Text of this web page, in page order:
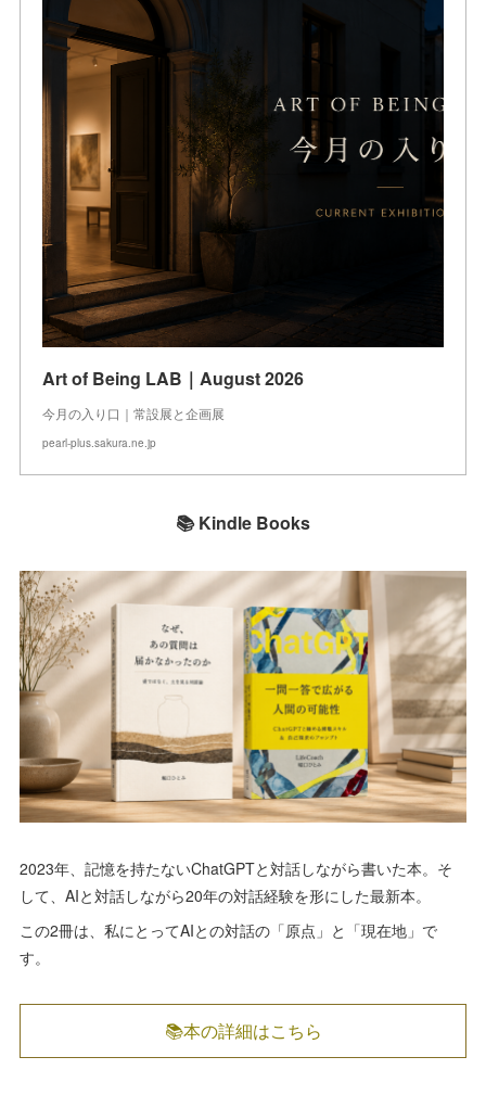
Art of Being LAB｜August 2026
今月の入り口｜常設展と企画展
pearl-plus.sakura.ne.jp
📚 Kindle Books
2023年、記憶を持たないChatGPTと対話しながら書いた本。そ
して、AIと対話しながら20年の対話経験を形にした最新本。
この2冊は、私にとってAIとの対話の「原点」と「現在地」で
す。
📚本の詳細はこちら